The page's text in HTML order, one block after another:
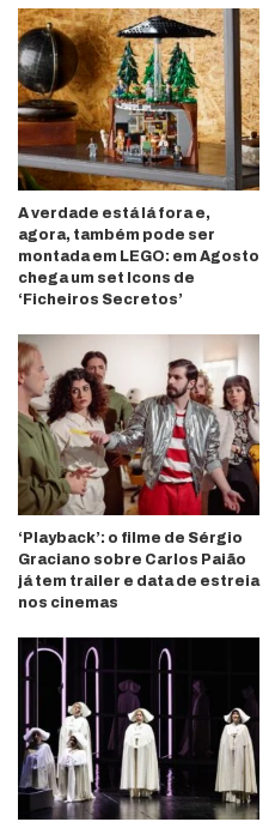
A verdade está lá fora e,
agora, também pode ser
montada em LEGO: em Agosto
chega um set Icons de
‘Ficheiros Secretos’
‘Playback’: o filme de Sérgio
Graciano sobre Carlos Paião
já tem trailer e data de estreia
nos cinemas